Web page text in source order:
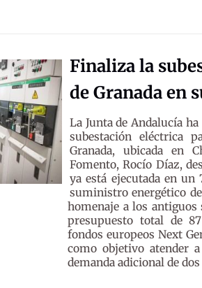
Finaliza la
de Granada en
La Junta de Andalucía
subestación eléctrica
Granada, ubicada en
Fomento, Rocío Díaz,
ya está ejecutada en un
suministro energético
homenaje a los antiguos
presupuesto total de
fondos europeos Next
como objetivo atender
demanda adicional de